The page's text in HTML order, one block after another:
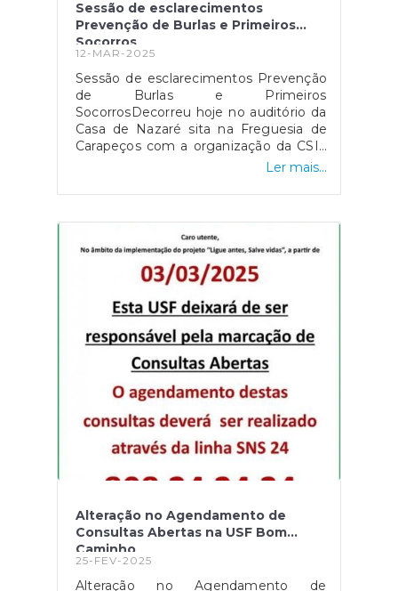
Sessão de esclarecimentos
Prevenção de Burlas e Primeiros
Socorros
12-MAR-2025
Sessão de esclarecimentos Prevenção
de Burlas e Primeiros
SocorrosDecorreu hoje no auditório da
Casa de Nazaré sita na Freguesia de
Carapeços com a organização da CSIF
Vale do Tamel, em parceria com
da Rede Social de Barcelos, mais uma
comunidade, com o objetivo de
esclarecer dúvidas sobre Prevenção
de Burlas e Primeiros Socorros.Durante
a sessão, especialistas da GNR
alertaram para os principais esquemas
de burla que afetam a população,
especialmente os mais idosos,
destacando a importância de estar
atento a contatos suspeitos e de
denunciar qualquer tentativa de fraude.
Já os Bombeiros Voluntários de
Barcelos demonstraram técnicas
básicas de primeiros socorros,
explicando como uma reação rápida
Ler mais...
Alteração no Agendamento de
Consultas Abertas na USF Bom
Caminho
25-FEV-2025
Alteração no Agendamento de